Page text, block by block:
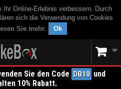
Online-Erlebnis verbessern. Durch
sich die Verwendung von Cookies
Sie mehr. Ok
Sie den Code DB10 und
10% Rabatt.